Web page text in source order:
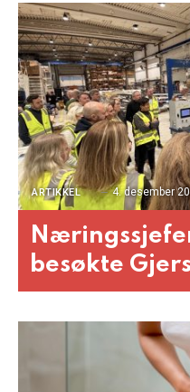
ARTIKKEL 4. desember
besøkte